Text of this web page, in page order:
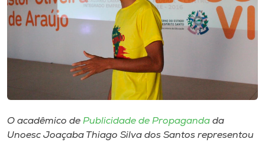
Rádio
Store
O acadêmico de Publicidade de Propaganda da
Unoesc Joaçaba Thiago Silva dos Santos representou